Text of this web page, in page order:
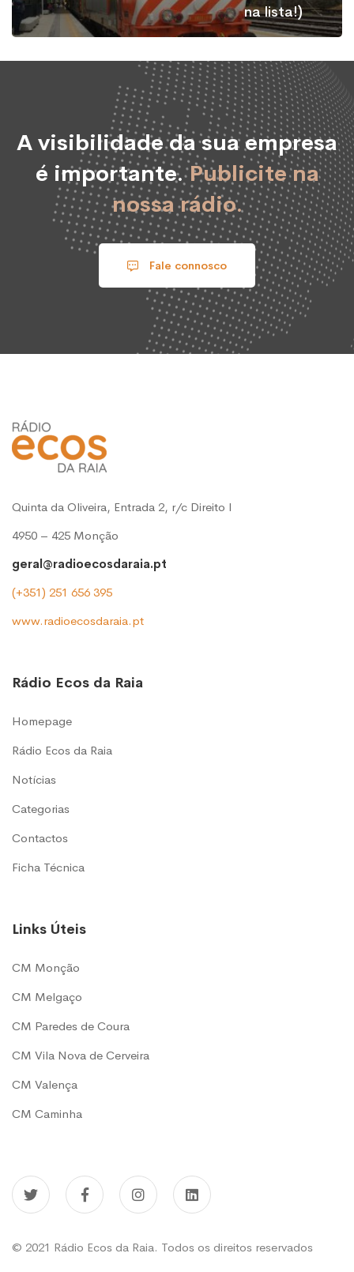
na lista!)
A visibilidade da sua empresa
é importante.Publicite na
nossa rádio.
Fale connosco
Quinta da Oliveira, Entrada 2, r/c Direito l
4950 – 425 Monção
geral@radioecosdaraia.pt
(+351) 251 656 395
www.radioecosdaraia.pt
Rádio Ecos da Raia
Homepage
Rádio Ecos da Raia
Notícias
Categorias
Contactos
Ficha Técnica
Links Úteis
CM Monção
CM Melgaço
CM Paredes de Coura
CM Vila Nova de Cerveira
CM Valença
CM Caminha
© 2021 Rádio Ecos da Raia. Todos os direitos reservados